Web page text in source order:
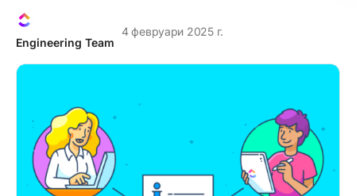
Engineering Team
4 февруари 2025 г.